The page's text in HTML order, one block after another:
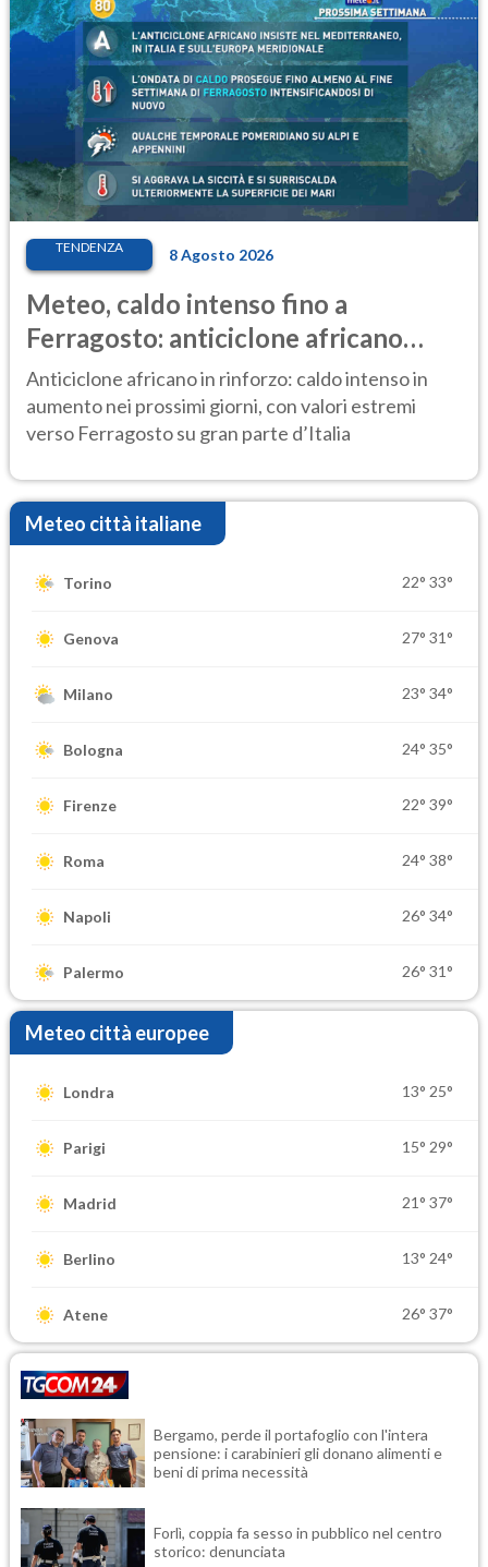
TENDENZA 8 Agosto 2026
Meteo, caldo intenso fino a
Ferragosto: anticiclone africano
ancora protagonista
Anticiclone africano in rinforzo: caldo intenso in
aumento nei prossimi giorni, con valori estremi
verso Ferragosto su gran parte d’Italia
Meteo città italiane
Torino 22° 33°
Genova 27° 31°
Milano 23° 34°
Bologna 24° 35°
Firenze 22° 39°
Roma 24° 38°
Napoli 26° 34°
Palermo 26° 31°
Meteo città europee
Londra 13° 25°
Parigi 15° 29°
Madrid 21° 37°
Berlino 13° 24°
Atene 26° 37°
Bergamo, perde il portafoglio con l'intera
pensione: i carabinieri gli donano alimenti e
beni di prima necessità
Forlì, coppia fa sesso in pubblico nel centro
storico: denunciata